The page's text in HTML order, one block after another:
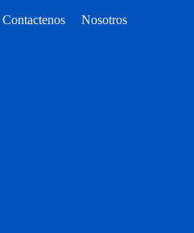
Contactenos
Nosotros